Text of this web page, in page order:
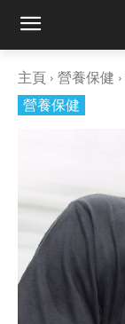
主頁 營養保健
營養保健